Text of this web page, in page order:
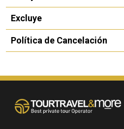
Excluye
Política de Cancelación